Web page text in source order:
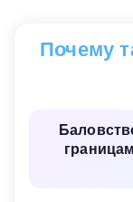
окружающими
мягкий
чужому
карьерной
трудностей и
необходимом
все новое и
любимы
Почему